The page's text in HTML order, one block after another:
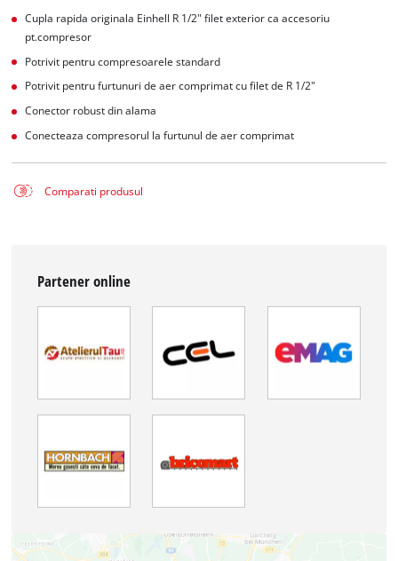
Cupla rapida originala Einhell R 1/2" filet exterior ca accesoriu
pt.compresor
Potrivit pentru compresoarele standard
Potrivit pentru furtunuri de aer comprimat cu filet de R 1/2"
Conector robust din alama
Conecteaza compresorul la furtunul de aer comprimat
Comparati produsul
Partener online